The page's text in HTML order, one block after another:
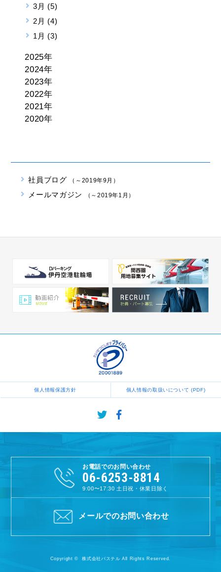
3月 (5)
2月 (4)
1月 (3)
2025年
2024年
2023年
2022年
2021年
2020年
社員ブログ （～2019年9月）
メールマガジン （～2019年1月）
個人情報保護方針 個人情報の取扱いについて (PDF)
お電話でのお問い合わせ
06-6253-8814
9:00〜17:30 土日祝・休業日除く
メールでのお問い合わせ
Copyright © 株式会社パステル All Rights Reserved.